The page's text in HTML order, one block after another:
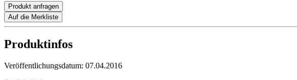
Produkt anfragen
Auf die Merkliste
Produktinfos
Veröffentlichungsdatum: 07.04.2016